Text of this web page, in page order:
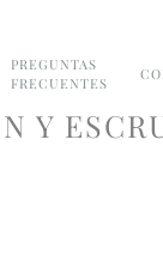
PREGUNTAS
FRECUENTES
Y